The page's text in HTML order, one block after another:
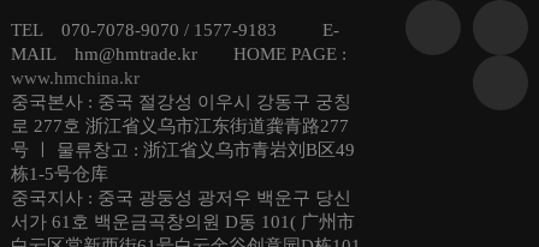
TEL 070-7078-9070 / 1577-9183 E-
MAIL hm@hmtrade.kr HOME PAGE :
www.hmchina.kr
중국본사 : 중국 절강성 이우시 강동구 궁칭
로 277호 浙江省义乌市江东街道龚青路277
号 ㅣ 물류창고 : 浙江省义乌市青岩刘B区49
栋1-5号仓库
중국지사 : 중국 광둥성 광저우 백운구 당신
서가 61호 백운금곡창의원 D동 101( 广州市